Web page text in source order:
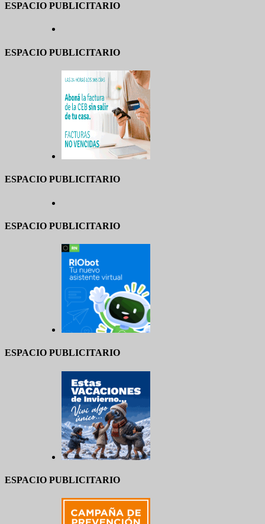
ESPACIO PUBLICITARIO
ESPACIO PUBLICITARIO
ESPACIO PUBLICITARIO
ESPACIO PUBLICITARIO
ESPACIO PUBLICITARIO
ESPACIO PUBLICITARIO